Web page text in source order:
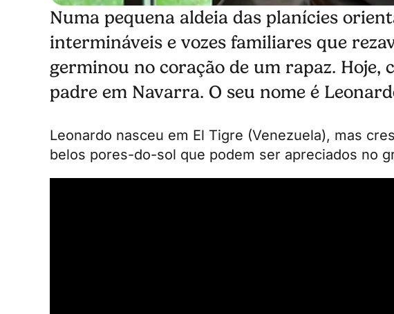
Numa pequena aldeia das planícies
intermináveis e vozes familiares que
germinou no coração de um rapaz. Hoje,
padre em Navarra. O seu nome é
Leonardo nasceu em El Tigre (Venezuela), mas
belos pores-do-sol que podem ser apreciados no